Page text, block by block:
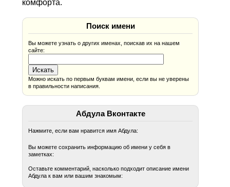
комфорта.
Поиск имени
Вы можете узнать о других именах, поискав их на нашем
сайте:
Можно искать по первым буквам имени, если вы не уверены
в правильности написания.
Абдула Вконтакте
Нажмите, если вам нравится имя Абдула:
Вы можете сохранить информацию об имени у себя в
заметках:
Оставьте комментарий, насколько подходит описание имени
Абдула к вам или вашим знакомым: